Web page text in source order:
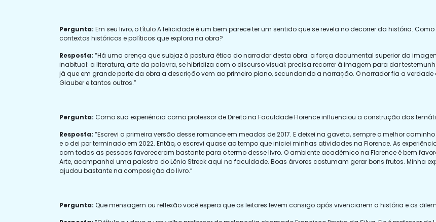
Pergunta: Em seu livro, o título A felicidade é um bem parece ter um sentido que se revela no decorrer da história.
contextos históricos e políticos que explora na obra?
Resposta: “Há uma crença que subjaz à postura ética do narrador desta obra: a força documental superior da
inabitual: a literatura, arte da palavra, se hibridiza com o discurso visual; precisa recorrer à imagem para dar
já que em grande parte da obra a descrição vem ao primeiro plano, secundando a narração. O narrador fia a
Glauber e tantos outros.”
Pergunta: Como sua experiência como professor de Direito na Faculdade Florence influenciou a construção das
Resposta: “Escrevi a primeira versão desse romance em meados de 2017. E deixei na gaveta, sempre o melhor
e o dei por terminado em 2022. Então, o escrevi quase ao tempo que iniciei minhas atividades na Florence. As
com todas as pessoas favoreceram bastante para o termo desse livro. O ambiente acadêmico na Florence é bem
Arte, acompanhei uma palestra do Lênio Streck aqui na faculdade. Boas árvores costumam gerar bons frutos. Minha
ajudou bastante na composição do livro.”
Pergunta: Que mensagem ou reflexão você espera que os leitores levem consigo após vivenciarem a história e os